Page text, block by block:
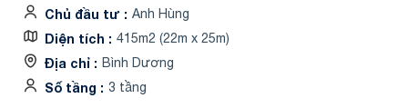
Chủ đầu tư
Anh Hùng
Diện tích 415m2 (22m x 25m)
Địa chỉ Bình Dương
Số tầng 3 tầng